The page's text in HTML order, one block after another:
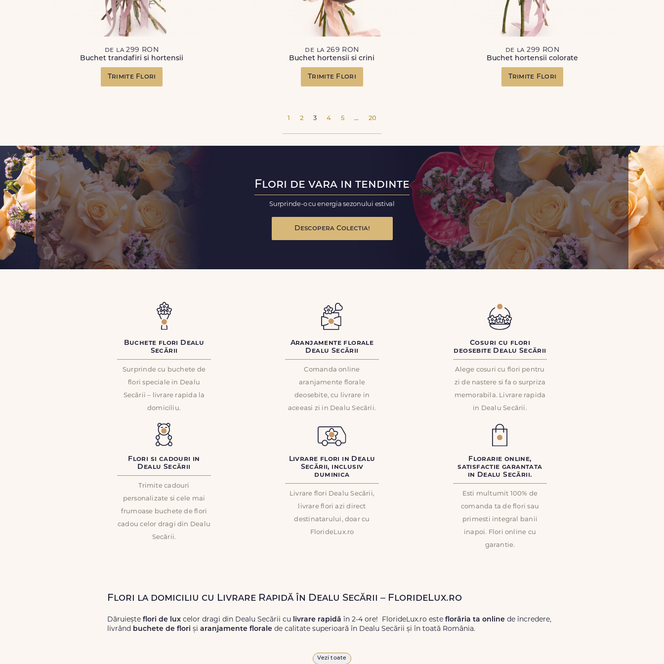
de la 299 RON
Buchet trandafiri si hortensii
Trimite Flori
de la 269 RON
Buchet hortensii si crini
Trimite Flori
de la 299 RON
Buchet hortensii colorate
Trimite Flori
1 2 3 4 5 ... 20
Flori de vara in tendinte
Surprinde-o cu energia sezonului estival
Descopera Colectia!
Buchete flori Dealu
Secării
Surprinde cu buchete de
flori speciale in Dealu
Secării – livrare rapida la
domiciliu.
Aranjamente florale
Dealu Secării
Comanda online
aranjamente florale
deosebite, cu livrare in
aceeasi zi in Dealu Secării.
Cosuri cu flori
deosebite Dealu Secării
Alege cosuri cu flori pentru
zi de nastere si fa o surpriza
memorabila. Livrare rapida
in Dealu Secării.
Flori si cadouri in
Dealu Secării
Trimite cadouri
personalizate si cele mai
frumoase buchete de flori
cadou celor dragi din Dealu
Secării.
Livrare flori in Dealu
Secării, inclusiv
duminica
Livrare flori Dealu Secării,
livrare flori azi direct
destinatarului, doar cu
FlorideLux.ro
Florarie online,
satisfactie garantata
in Dealu Secării.
Esti multumit 100% de
comanda ta de flori sau
primesti integral banii
inapoi. Flori online cu
garantie.
Flori la domiciliu cu Livrare Rapidă în Dealu Secării – FlorideLux.ro
Dăruiește flori de lux celor dragi din Dealu Secării cu livrare rapidă în 2-4 ore! FlorideLux.ro este florăria ta online de încredere,
livrând buchete de flori și aranjamente florale de calitate superioară în Dealu Secării și în toată România.
Vezi toate